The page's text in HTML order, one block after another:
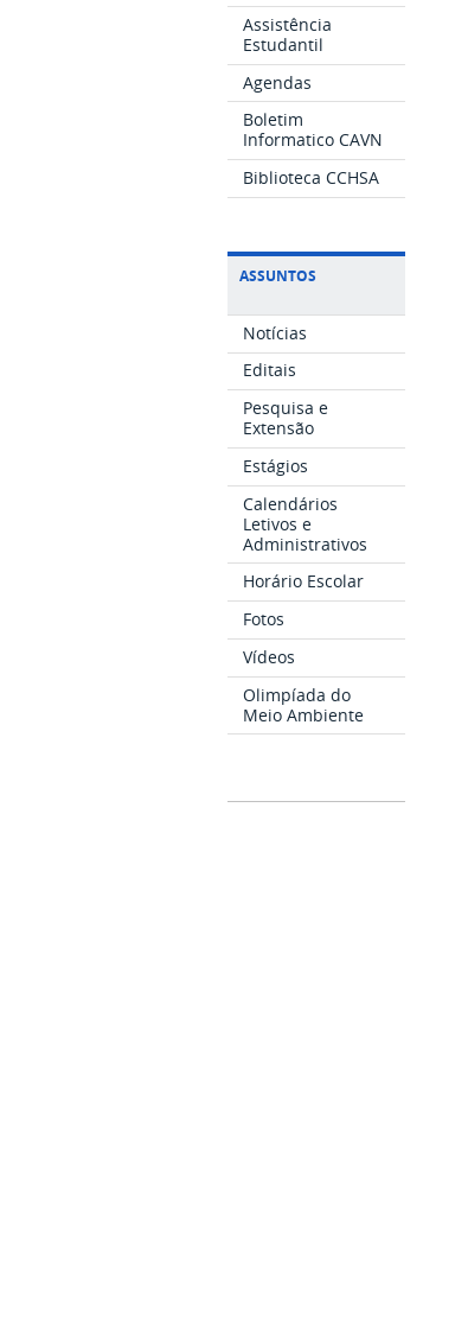
Assistência
Estudantil
Agendas
Boletim
Informatico CAVN
Biblioteca CCHSA
ASSUNTOS
Notícias
Editais
Pesquisa e
Extensão
Estágios
Calendários
Letivos e
Administrativos
Horário Escolar
Fotos
Vídeos
Olimpíada do
Meio Ambiente